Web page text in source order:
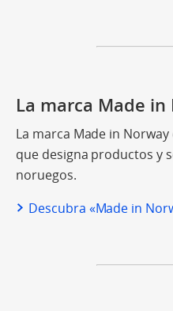
La marca Made in
La marca Made in
que designa productos y
noruegos.
Descubra «Made in